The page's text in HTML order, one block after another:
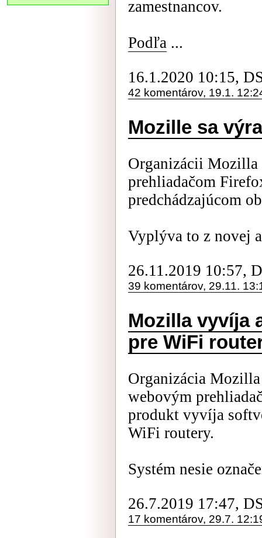
zamestnancov.
Podľa ...
16.1.2020 10:15,
42 komentárov, 19.1.
Mozille sa
Organizácii Mozilla
prehliadačom
predchádzajúcom
Vyplýva to z novej
26.11.2019 10:57,
39 komentárov, 29.11.
Mozilla vyvíja
pre WiFi
Organizácia
webovým
produkt vyvíja
WiFi routery.
Systém nesie
26.7.2019 17:47,
17 komentárov, 29.7.